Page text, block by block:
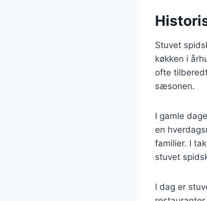
Stuvet
køkken i
ofte
sæsonen.
I gamle
en
familier. I
stuvet
I dag er